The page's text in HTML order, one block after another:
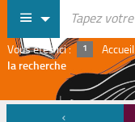
Vous êtes ici : Accueil
la recherche